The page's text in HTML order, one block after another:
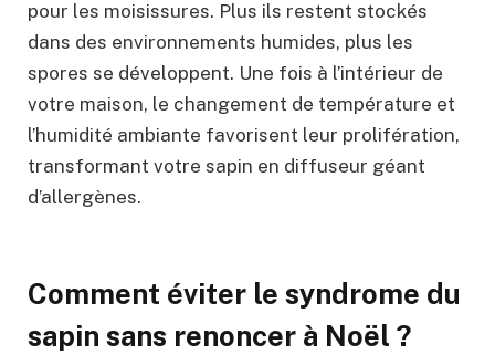
pour les moisissures. Plus ils restent stockés
dans des environnements humides, plus les
spores se développent. Une fois à l’intérieur de
votre maison, le changement de température et
l’humidité ambiante favorisent leur prolifération,
transformant votre sapin en diffuseur géant
d’allergènes.
Comment éviter le syndrome du
sapin sans renoncer à Noël ?